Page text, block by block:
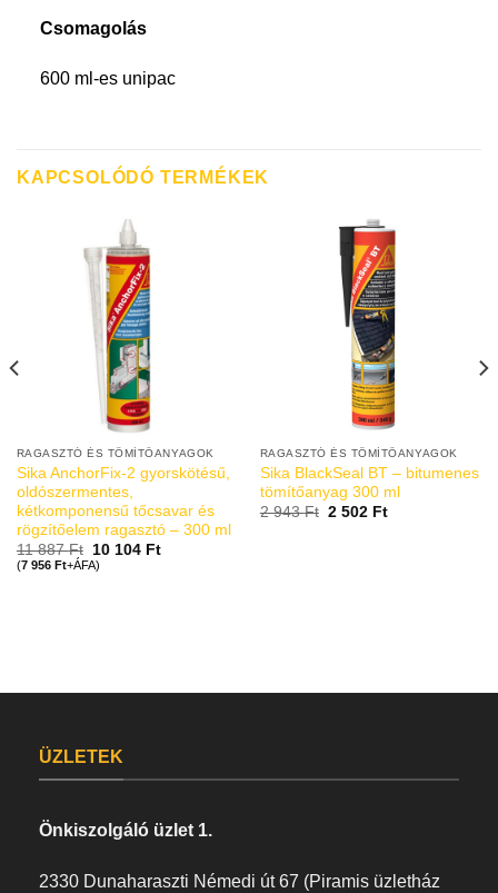
Csomagolás
600 ml-es unipac
KAPCSOLÓDÓ TERMÉKEK
RAGASZTÓ ÉS TÖMÍTŐANYAGOK
Sika AnchorFix-2 gyorskötésű,
oldószermentes,
kétkomponensű tőcsavar és
rögzítőelem ragasztó – 300 ml
11 887Ft 10 104 Ft
(7 956 Ft+ÁFA)
RAGASZTÓ ÉS TÖMÍTŐANYAGOK
Sika BlackSeal BT – bitumenes
tömítőanyag 300 ml
2 943Ft 2 502 Ft
ÜZLETEK
Önkiszolgáló üzlet 1.
2330 Dunaharaszti Némedi út 67 (Piramis üzletház